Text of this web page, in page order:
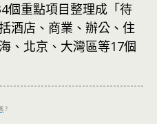
個重點項目整理成「待
酒店、商業、辦公、住
、北京、大灣區等17個
？